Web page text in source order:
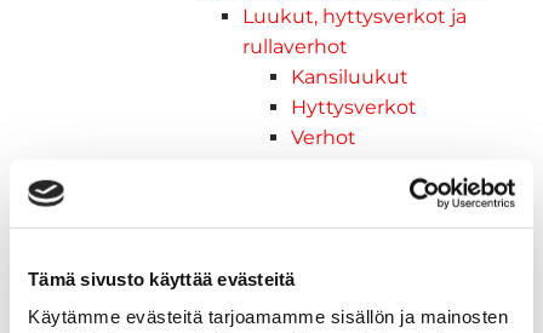
Tämä sivusto käyttää evästeitä
Käytämme evästeitä tarjoamamme sisällön ja mainosten
Luukut, hyttysverkot ja
rullaverhot
Kansiluukut
Hyttysverkot
Verhot
Kasettitikkaat
Köysitikkaat
Kiinnikkeet ja tukijalat